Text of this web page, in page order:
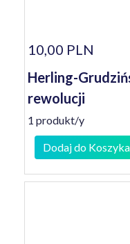
10,00 PLN
Herling-
rewolucji
1 produkt/y
Dodaj do Koszyka